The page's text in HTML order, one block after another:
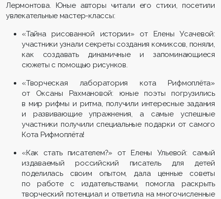
Лермонтова. Юные авторы читали его стихи, посетили
увлекательные мастер-классы:
«Тайна рисованной истории» от Елены Усачевой:
участники узнали секреты создания комиксов, поняли,
как создавать динамичные и запоминающиеся
сюжеты с помощью рисунков.
«Творческая лаборатория кота Рифмоплёта»
от Оксаны Рахмановой: юные поэты погрузились
в мир рифмы и ритма, получили интересные задания
и развивающие упражнения, а самые успешные
участники получили специальные подарки от самого
Кота Рифмоплёта!
«Как стать писателем?» от Елены Ульевой: самый
издаваемый российский писатель для детей
поделилась своим опытом, дала ценные советы
по работе с издательствами, помогла раскрыть
творческий потенциал и ответила на многочисленные